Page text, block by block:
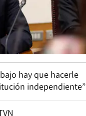
hay que hacerle
independiente”